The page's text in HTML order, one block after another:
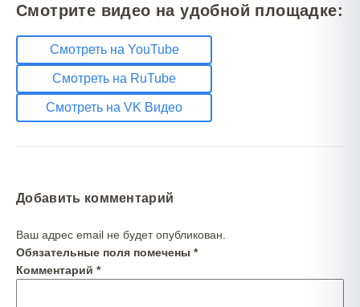
Смотрите видео на удобной площадке:
Смотреть на YouTube
Смотреть на RuTube
Смотреть на VK Видео
Добавить комментарий
Ваш адрес email не будет опубликован.
Обязательные поля помечены *
Комментарий *